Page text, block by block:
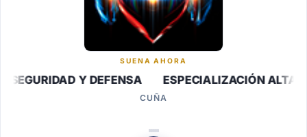
SUENA AHORA
Y DEFENSA ESPECIALIZACIÓN ALTA
CUÑA